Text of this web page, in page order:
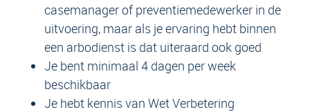
casemanager of preventiemedewerker in de
uitvoering, maar als je ervaring hebt binnen
een arbodienst is dat uiteraard ook goed
Je bent minimaal 4 dagen per week
beschikbaar
Je hebt kennis van Wet Verbetering